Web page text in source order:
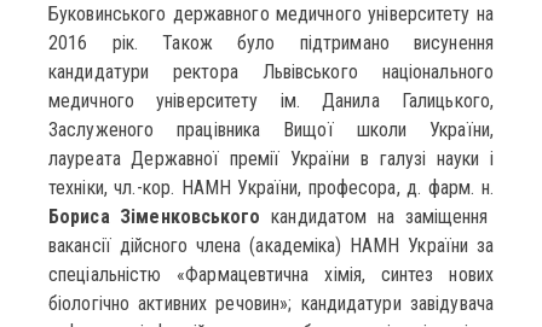
Буковинського державного медичного університету на
2016 рік. Також було підтримано висунення
кандидатури ректора Львівського національного
медичного університету ім. Данила Галицького,
Заслуженого працівника Вищої школи України,
лауреата Державної премії України в галузі науки і
техніки, чл.-кор. НАМН України, професора, д. фарм. н.
Бориса Зіменковського кандидатом на заміщення
вакансії дійсного члена (академіка) НАМН України за
спеціальністю «Фармацевтична хімія, синтез нових
біологічно активних речовин»; кандидатури завідувача